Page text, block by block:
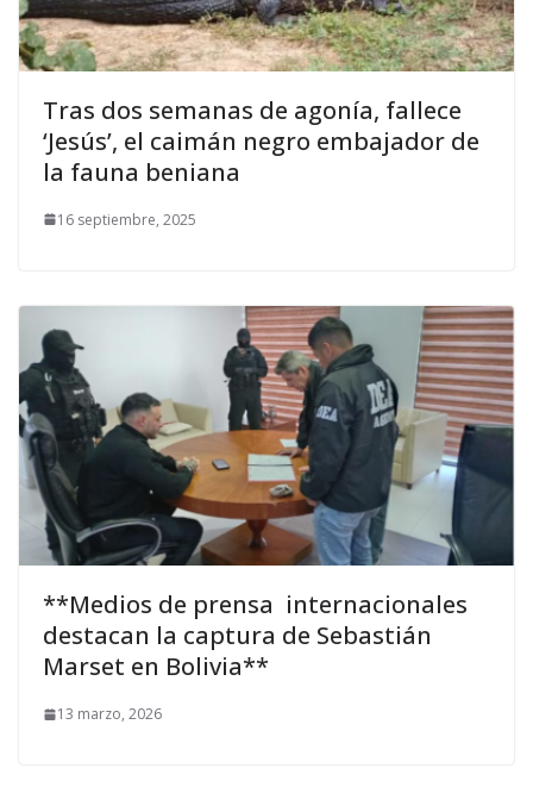
Tras dos semanas de agonía, fallece
‘Jesús’, el caimán negro embajador de
la fauna beniana
16 septiembre, 2025
**Medios de prensa internacionales
destacan la captura de Sebastián
Marset en Bolivia**
13 marzo, 2026